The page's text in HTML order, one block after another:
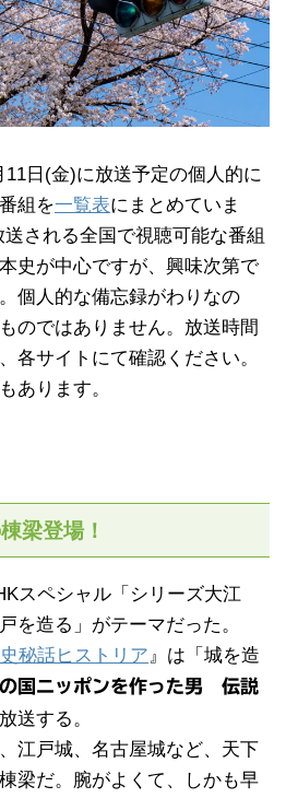
日(金)に放送予定の個人的に
組を一覧表にまとめていま
される全国で視聴可能な番組
史が中心ですが、興味次第で
個人的な備忘録がわりなの
のではありません。放送時間
各サイトにて確認ください。
あります。
梁登場！
スペシャル「シリーズ大江
を造る」がテーマだった。
秘話ヒストリア』は「城を造
国ニッポンを作った男 伝説
送する。
江戸城、名古屋城など、天下
梁だ。腕がよくて、しかも早